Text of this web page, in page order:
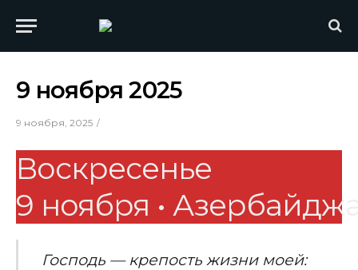
9 ноября 2025
9 ноября, 2025
Воскресенье
9 ноября •
Господь — крепость жизни моей: